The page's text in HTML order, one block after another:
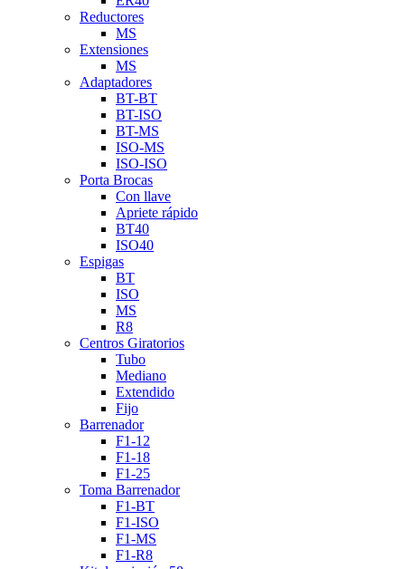
Reductores
MS
Extensiones
MS
Adaptadores
BT-BT
BT-ISO
BT-MS
ISO-MS
ISO-ISO
Porta Brocas
Con llave
Apriete rápido
BT40
ISO40
Espigas
BT
ISO
MS
R8
Centros Giratorios
Tubo
Mediano
Extendido
Fijo
Barrenador
F1-12
F1-18
F1-25
Toma Barrenador
F1-BT
F1-ISO
F1-MS
F1-R8